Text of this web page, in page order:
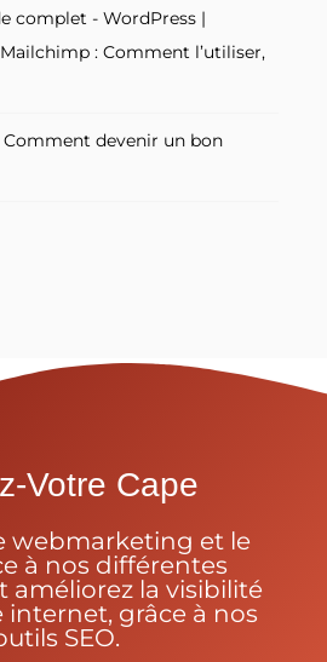
complet - WordPress |
Mailchimp : Comment l’utiliser,
Comment devenir un bon
Votre Cape
webmarketing et le
à nos différentes
améliorez la visibilité
internet, grâce à nos
SEO.